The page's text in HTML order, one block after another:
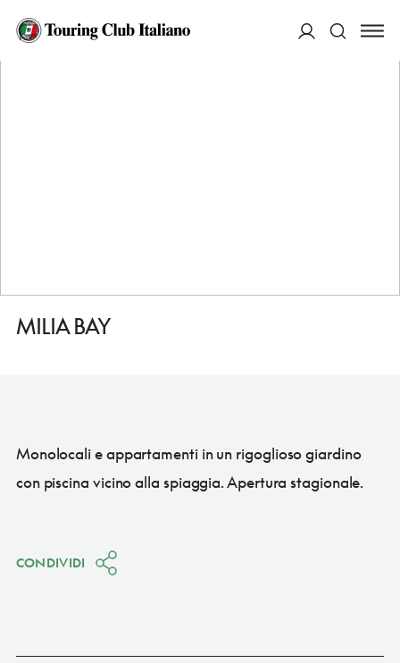
HOME
MILIA BAY
Monolocali e appartamenti in un rigoglioso giardino
con piscina vicino alla spiaggia. Apertura stagionale.
CONDIVIDI